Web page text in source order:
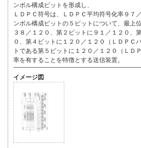
ンボル構成ビットを形成し、
ＬＤＰＣ符号は、ＬＤＰＣ平均符号化率９７
ンボル構成ビットの５ビットについて、最上
３８／１２０、第２ビットに９１／１２０、
０、第４ビットに１２０／１２０（ＬＤＰＣ
トである第５ビットに１２０／１２０（ＬＤ
率を有することを特徴とする送信装置。
イメージ図